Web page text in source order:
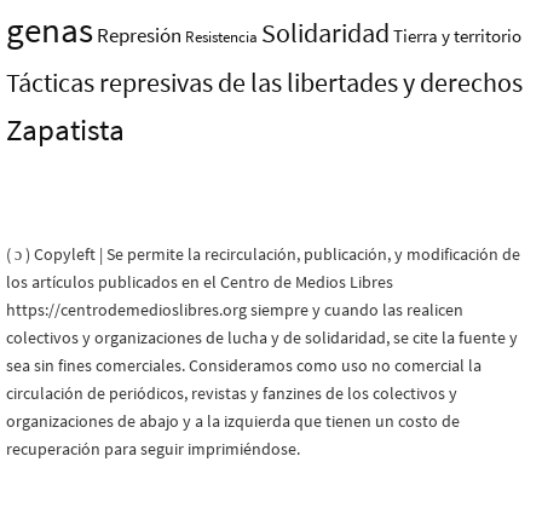
genasRepresión Resistencia Solidaridad Tierra y territorio
Tácticas represivas de las libertades y derechos
Zapatista
( ɔ ) Copyleft | Se permite la recirculación, publicación, y modificación de
los artículos publicados en el Centro de Medios Libres
https://centrodemedioslibres.org siempre y cuando las realicen
colectivos y organizaciones de lucha y de solidaridad, se cite la fuente y
sea sin fines comerciales. Consideramos como uso no comercial la
circulación de periódicos, revistas y fanzines de los colectivos y
organizaciones de abajo y a la izquierda que tienen un costo de
recuperación para seguir imprimiéndose.